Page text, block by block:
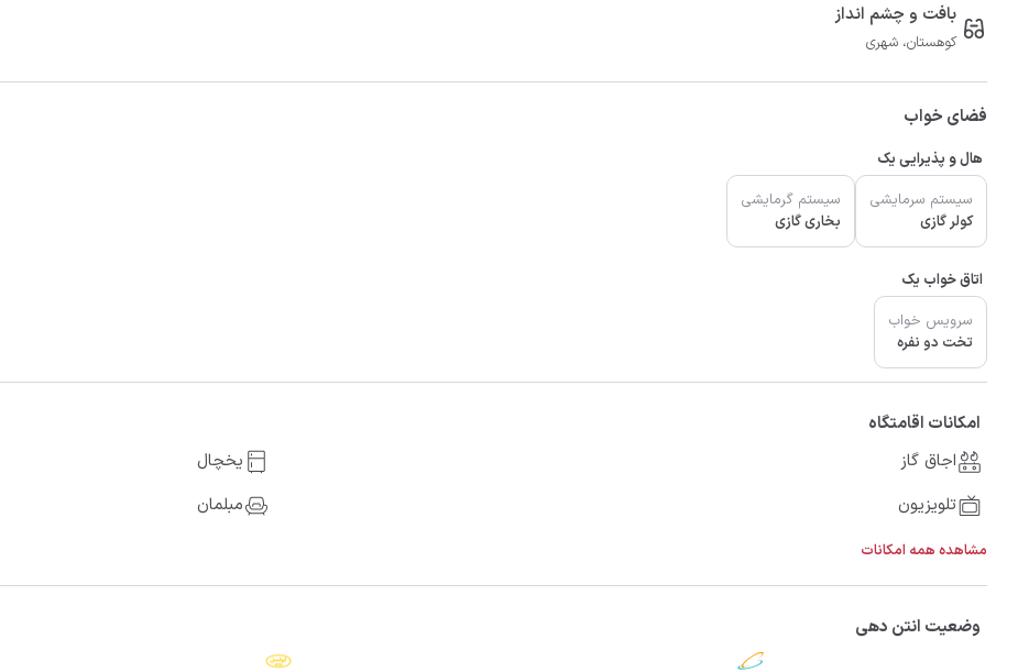
بافت و چشم انداز
کوهستان، شهری
فضای خواب
هال و پذیرایی یک
سیستم سرمایشی
کولر گازی
سیستم گرمایشی
بخاری گازی
اتاق خواب یک
سرویس خواب
تخت دو نفره
امکانات اقامتگاه
اجاق گاز
یخچال
تلویزیون
مبلمان
مشاهده همه امکانات
وضعیت انتن دهی